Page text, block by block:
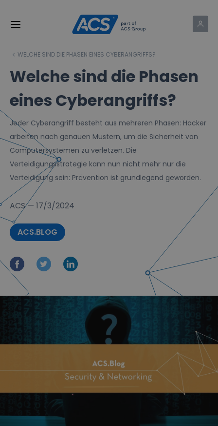
WELCHE SIND DIE PHASEN EINES CYBERANGRIFFS?
Welche sind die Phasen
eines Cyberangriffs?
Jeder Cyberangriff besteht aus mehreren Phasen: Hacker
arbeiten nach genauen Mustern, um die Sicherheit von
Computersystemen zu verletzen. Die
Verteidigungsstrategie kann nun nicht mehr nur die
Verteidigung sein: Prävention ist grundlegend geworden.
ACS— 17/3/2024
ACS.BLOG